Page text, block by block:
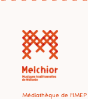
Médiathèque de l'IMEP